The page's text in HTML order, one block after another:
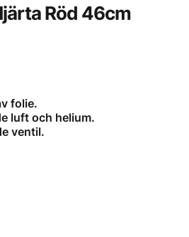
Röd 46cm
folie.
luft och helium.
ventil.